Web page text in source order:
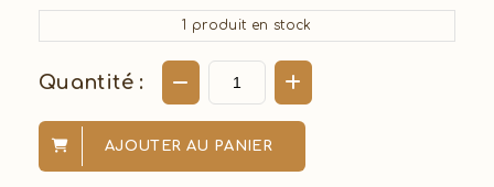
1 produit en stock
Quantité :
AJOUTER AU PANIER